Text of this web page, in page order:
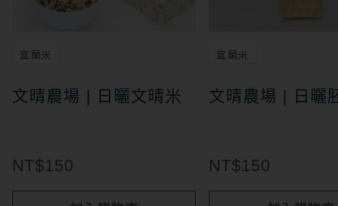
宜蘭米
文晴農場 | 日曬文晴米
NT$150
宜蘭米
文晴農場 | 日曬
NT$150